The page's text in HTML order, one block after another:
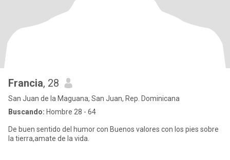
Francia, 28
San Juan de la Maguana, San Juan, Rep. Dominicana
Buscando: Hombre 28 - 64
De buen sentido del humor con Buenos valores con los pies sobre
la tierra,amate de la vida.